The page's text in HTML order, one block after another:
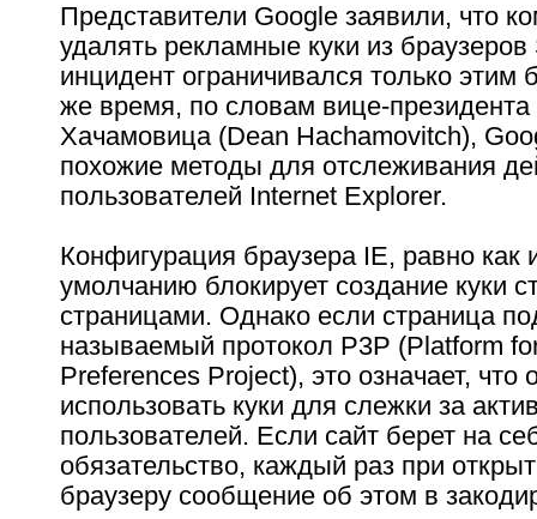
Представители Google заявили, что
удалять рекламные куки из браузеров
инцидент ограничивался только этим
же время, по словам вице-
Хачамовица (Dean Hachamovitch),
похожие методы для отслеживания
пользователей Internet Explorer.
Конфигурация браузера IE, равно как
умолчанию блокирует создание куки
страницами. Однако если страница
называемый протокол P3P (Platform
Preferences Project), это означает, что
использовать куки для слежки за
пользователей. Если сайт берет на
обязательство, каждый раз при
браузеру сообщение об этом в